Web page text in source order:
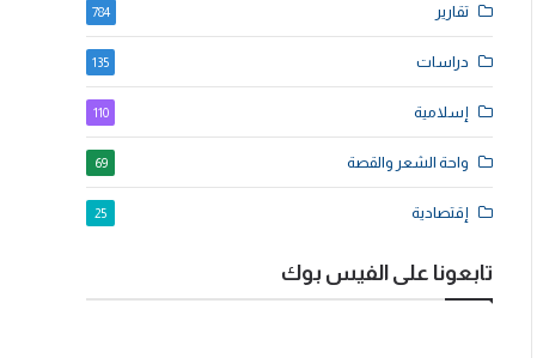
تقارير 784
دراسات 135
إسلامية 110
واحة الشعر والقصة 69
إقتصادية 25
تابعونا على الفيس بوك